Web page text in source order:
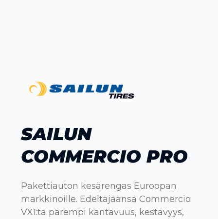
SAILUN
COMMERCIO PRO
Pakettiauton kesärengas Euroopan
markkinoille. Edeltäjäänsä Commercio
VX1:tä parempi kantavuus, kestävyys,